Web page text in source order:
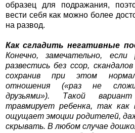
образец для подражания,
вести себя как можно более
на развод.
Как сгладить негативные
Конечно, замечательно,
развестись без ссор,
сохранив при этом
отношения («раз не
друзьями»). Такой
травмирует ребенка, так
ощущает эмоции родителей,
скрывать. В любом случае